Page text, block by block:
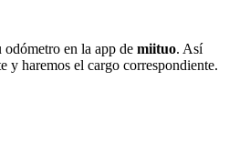
en la app de miituo. Así
y haremos el cargo correspondiente.